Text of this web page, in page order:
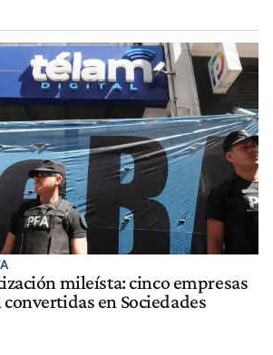
mileísta: cinco empresas
en Sociedades